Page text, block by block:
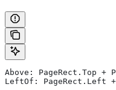
Above: PageRect.Top +
LeftOf: PageRect.Left